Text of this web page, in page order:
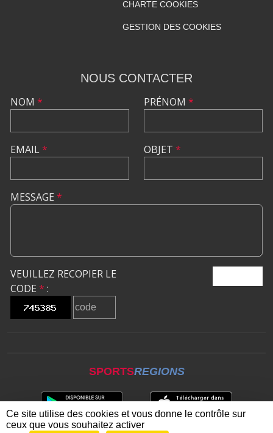
CHARTE COOKIES
GESTION DES COOKIES
NOUS CONTACTER
NOM *
EMAIL*
PRÉNOM *
OBJET *
MESSAGE *
VEUILLEZ RECOPIER LE
CODE * :
SPORTSREGIONS
Ce site utilise des cookies et vous donne le contrôle sur
ceux que vous souhaitez activer